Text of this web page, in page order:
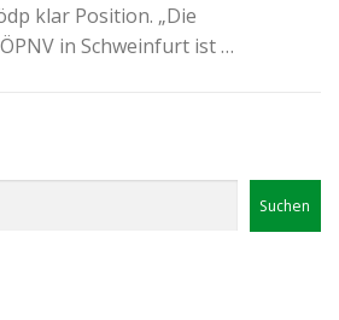
klar Position. „Die
in Schweinfurt ist …
Suchen